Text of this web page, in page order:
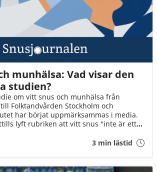
munhälsa: Vad visar den
studien?
om vitt snus och munhälsa från
Folktandvården Stockholm och
har börjat uppmärksammas i media.
lyft rubriken att vitt snus "inte är ett
Men vad visar studien faktiskt – och vad
3 min lästid